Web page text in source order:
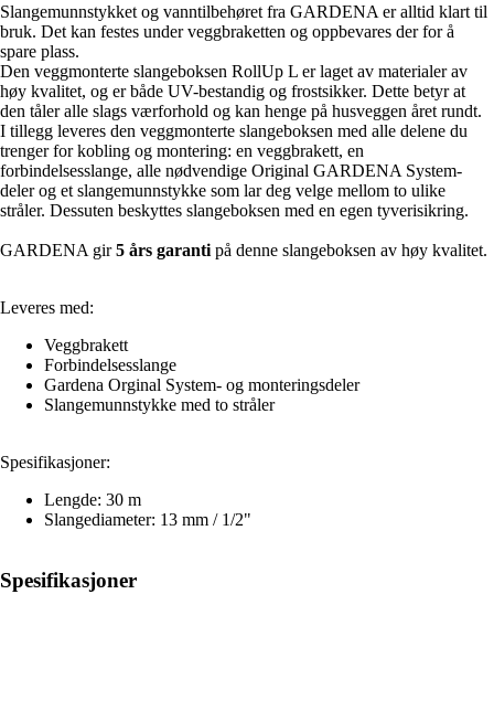
Slangemunnstykket og vanntilbehøret fra GARDENA er alltid klart til
bruk. Det kan festes under veggbraketten og oppbevares der for å
spare plass.
Den veggmonterte slangeboksen RollUp L er laget av materialer av
høy kvalitet, og er både UV-bestandig og frostsikker. Dette betyr at
den tåler alle slags værforhold og kan henge på husveggen året rundt.
I tillegg leveres den veggmonterte slangeboksen med alle delene du
trenger for kobling og montering: en veggbrakett, en
forbindelsesslange, alle nødvendige Original GARDENA System-
deler og et slangemunnstykke som lar deg velge mellom to ulike
stråler. Dessuten beskyttes slangeboksen med en egen tyverisikring.
GARDENA gir5 års garanti på denne slangeboksen av høy kvalitet.
Leveres med:
Veggbrakett
Forbindelsesslange
Gardena Orginal System- og monteringsdeler
Slangemunnstykke med to stråler
Spesifikasjoner:
Lengde: 30 m
Slangediameter: 13 mm / 1/2"
Spesifikasjoner